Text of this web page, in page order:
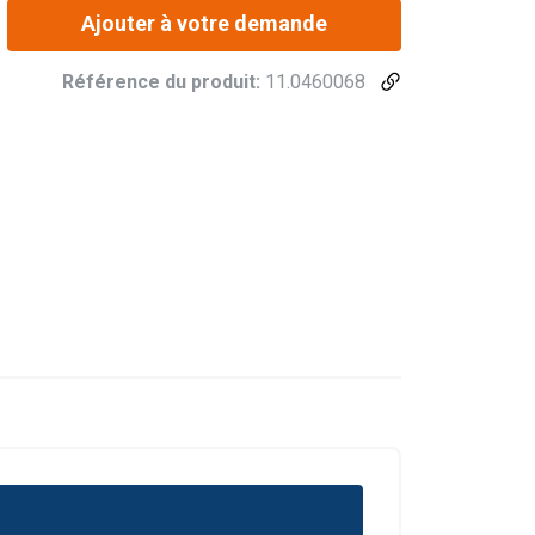
Ajouter à votre demande
Référence du produit: 11.0460068